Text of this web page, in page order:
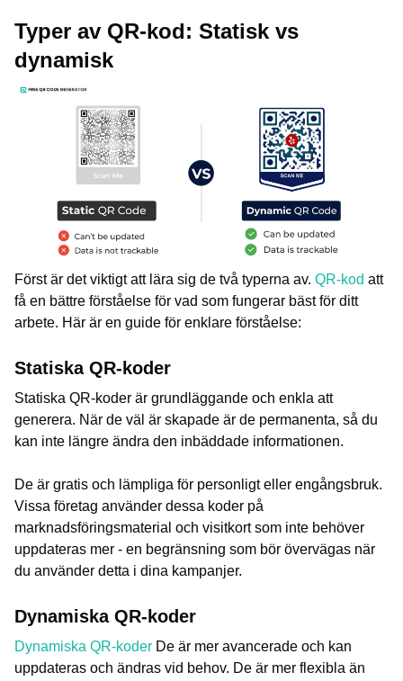
Typer av QR-kod: Statisk vs
dynamisk
Först är det viktigt att lära sig de två typerna av. QR-kod att
få en bättre förståelse för vad som fungerar bäst för ditt
arbete. Här är en guide för enklare förståelse:
Statiska QR-koder
Statiska QR-koder är grundläggande och enkla att
generera. När de väl är skapade är de permanenta, så du
kan inte längre ändra den inbäddade informationen.
De är gratis och lämpliga för personligt eller engångsbruk.
Vissa företag använder dessa koder på
marknadsföringsmaterial och visitkort som inte behöver
uppdateras mer - en begränsning som bör övervägas när
du använder detta i dina kampanjer.
Dynamiska QR-koder
Dynamiska QR-koder De är mer avancerade och kan
uppdateras och ändras vid behov. De är mer flexibla än